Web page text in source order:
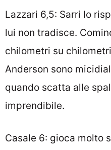
Lazzari 6,5: Sarri lo
lui non tradisce.
chilometri su
Anderson sono
quando scatta alle
imprendibile.
Casale 6: gioca molto